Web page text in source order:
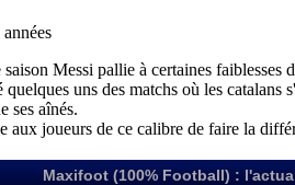
Maxifoot (100% Football) :